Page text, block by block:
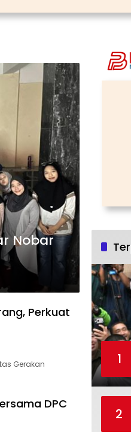
Nobar
Perkuat
Gerakan
DPC
1
2